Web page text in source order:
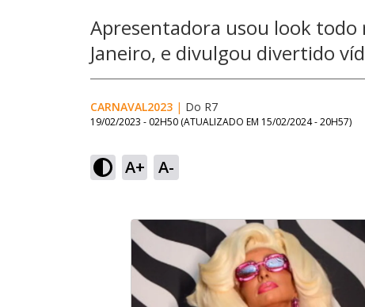
Apresentadora usou look todo
Janeiro, e divulgou divertido
CARNAVAL2023 | Do R7
19/02/2023 - 02H50 (ATUALIZADO EM 15/02/2024 - 20H57)
A+ A-